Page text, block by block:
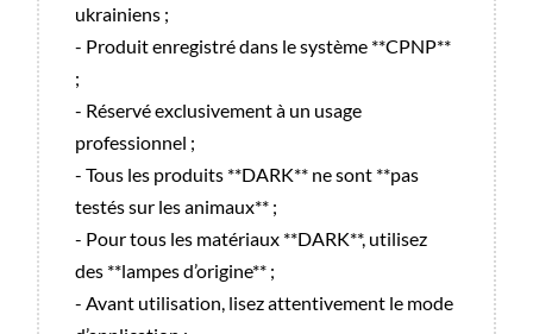
ukrainiens ;
- Produit enregistré dans le système **CPNP**
;
- Réservé exclusivement à un usage
professionnel ;
- Tous les produits **DARK** ne sont **pas
testés sur les animaux** ;
- Pour tous les matériaux **DARK**, utilisez
des **lampes d’origine** ;
- Avant utilisation, lisez attentivement le mode